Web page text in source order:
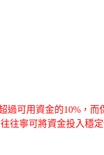
過可用資金的10%，
往寧可將資金投入穩